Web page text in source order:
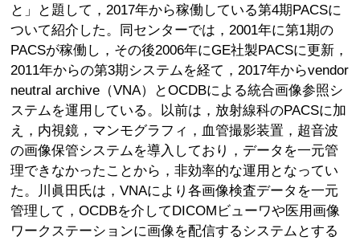
と」と題して，2017年から稼働している第4期PACSに
ついて紹介した。同センターでは，2001年に第1期の
PACSが稼働し，その後2006年にGE社製PACSに更新，
2011年からの第3期システムを経て，2017年からvendor
neutral archive（VNA）とOCDBによる統合画像参照シ
ステムを運用している。以前は，放射線科のPACSに加
え，内視鏡，マンモグラフィ，血管撮影装置，超音波
の画像保管システムを導入しており，データを一元管
理できなかったことから，非効率的な運用となってい
た。川眞田氏は，VNAにより各画像検査データを一元
管理して，OCDBを介してDICOMビューワや医用画像
ワークステーションに画像を配信するシステムとする